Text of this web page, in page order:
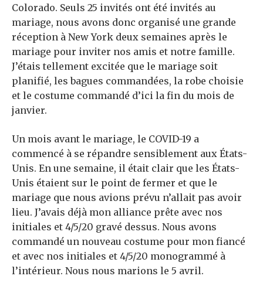
Colorado. Seuls 25 invités ont été invités au
mariage, nous avons donc organisé une grande
réception à New York deux semaines après le
mariage pour inviter nos amis et notre famille.
J’étais tellement excitée que le mariage soit
planifié, les bagues commandées, la robe choisie
et le costume commandé d’ici la fin du mois de
janvier.
Un mois avant le mariage, le COVID-19 a
commencé à se répandre sensiblement aux États-
Unis. En une semaine, il était clair que les États-
Unis étaient sur le point de fermer et que le
mariage que nous avions prévu n’allait pas avoir
lieu. J’avais déjà mon alliance prête avec nos
initiales et 4/5/20 gravé dessus. Nous avons
commandé un nouveau costume pour mon fiancé
et avec nos initiales et 4/5/20 monogrammé à
l’intérieur. Nous nous marions le 5 avril.